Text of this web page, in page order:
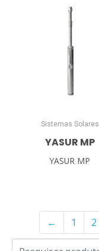
Sistemas Solares
YASUR MP
YASUR MP
← 1 2